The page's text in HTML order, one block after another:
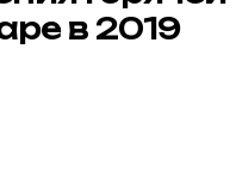
в 2019